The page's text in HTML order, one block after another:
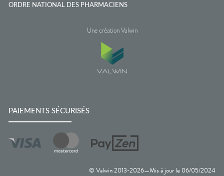
© Valwin 2013-2026—Mis à jour le 06/05/2024
ORDRE NATIONAL DES PHARMACIENS
Une création Valwin
PAIEMENTS SÉCURISÉS